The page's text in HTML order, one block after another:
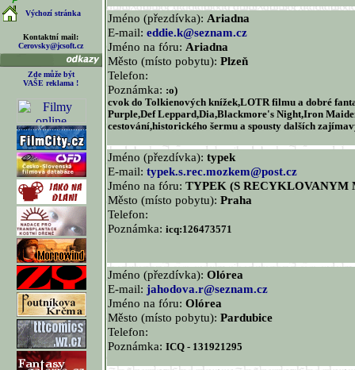
Výchozí stránka
Kontaktní mail:
Cerovsky@jcsoft.cz
Zde může být
VAŠE reklama !
Jméno (přezdívka): Ariadna
E-mail: eddie.k@seznam.cz
Jméno na fóru: Ariadna
Město (místo pobytu): Plzeň
Telefon:
Poznámka: :o)
cvok do Tolkienových knížek,LOTR filmu a dobré
Purple,Def Leppard,Dia,Blackmore's Night,Iron
cestování,historického šermu a spousty dalších
Jméno (přezdívka): typek
E-mail: typek.s.rec.mozkem@post.cz
Jméno na fóru: TYPEK (S RECYKLOVANYM
Město (místo pobytu): Praha
Telefon:
Poznámka: icq:126473571
Jméno (přezdívka): Olórea
E-mail: jahodova.r@seznam.cz
Jméno na fóru: Olórea
Město (místo pobytu): Pardubice
Telefon:
Poznámka: ICQ - 131921295